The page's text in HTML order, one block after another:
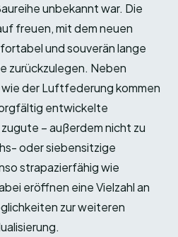
unbekannt war. Die
freuen, mit dem neuen
und souverän lange
zurückzulegen. Neben
der Luftfederung kommen
entwickelte
– außerdem nicht zu
oder siebensitzige
strapazierfähig wie
eröffnen eine Vielzahl an
zur weiteren